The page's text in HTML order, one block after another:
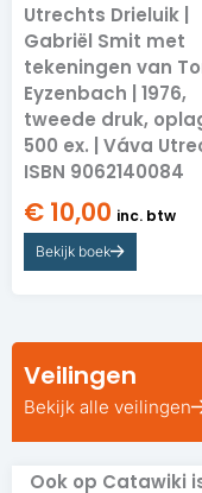
Utrechts Drieluik |
Gabriël Smit met
tekeningen van
Eyzenbach | 1976,
tweede druk,
500 ex. | Váva
ISBN 9062140084
€ 10,00 inc. btw
Bekijk boek
Veilingen
Bekijk alle veilingen
Ook op Catawiki